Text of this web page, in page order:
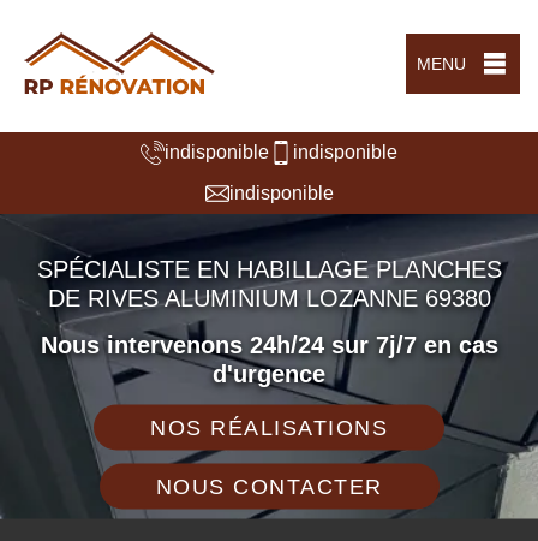
MENU
indisponible
indisponible
indisponible
SPÉCIALISTE EN HABILLAGE PLANCHES
DE RIVES ALUMINIUM LOZANNE 69380
Nous intervenons 24h/24 sur 7j/7 en cas
d'urgence
NOS RÉALISATIONS
NOUS CONTACTER